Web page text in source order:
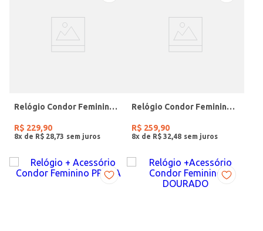
Relógio Condor Feminino PRATA
R$ 229,90
8x de R$ 28 73
Relógio Condor Feminino DOURADO
R$ 259,90
8x de R$ 32 48